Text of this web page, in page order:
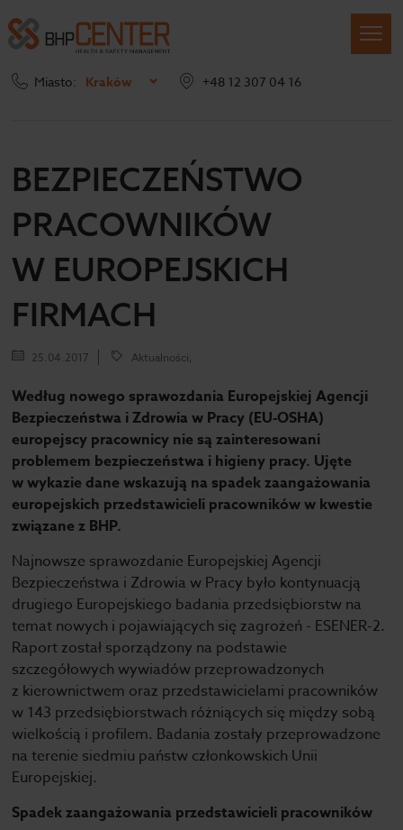
Miasto: Kraków +48 12 307 04 16
BEZPIECZEŃSTWO
PRACOWNIKÓW
W EUROPEJSKICH
FIRMACH
25.04.2017 Aktualności,
Według nowego sprawozdania Europejskiej Agencji
Bezpieczeństwa i Zdrowia w Pracy (EU-OSHA)
europejscy pracownicy nie są zainteresowani
problemem bezpieczeństwa i higieny pracy. Ujęte
w wykazie dane wskazują na spadek zaangażowania
europejskich przedstawicieli pracowników w kwestie
związane z BHP.
Najnowsze sprawozdanie Europejskiej Agencji
Bezpieczeństwa i Zdrowia w Pracy było kontynuacją
drugiego Europejskiego badania przedsiębiorstw na
temat nowych i pojawiających się zagrożeń - ESENER-2.
Raport został sporządzony na podstawie
szczegółowych wywiadów przeprowadzonych
z kierownictwem oraz przedstawicielami pracowników
w 143 przedsiębiorstwach różniących się między sobą
wielkością i profilem. Badania zostały przeprowadzone
na terenie siedmiu państw członkowskich Unii
Europejskiej.
Spadek zaangażowania przedstawicieli pracowników